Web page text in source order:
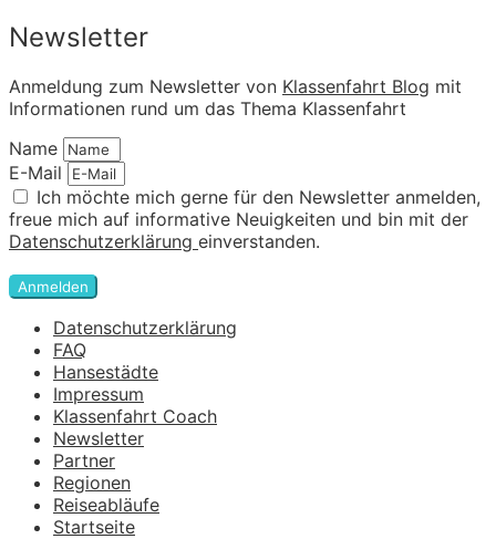
Newsletter
Anmeldung zum Newsletter von Klassenfahrt Blog mit
Informationen rund um das Thema Klassenfahrt
Name
E-Mail
Ich möchte mich gerne für den Newsletter anmelden,
freue mich auf informative Neuigkeiten und bin mit der
Datenschutzerklärung einverstanden.
Anmelden
Datenschutzerklärung
FAQ
Hansestädte
Impressum
Klassenfahrt Coach
Newsletter
Partner
Regionen
Reiseabläufe
Startseite